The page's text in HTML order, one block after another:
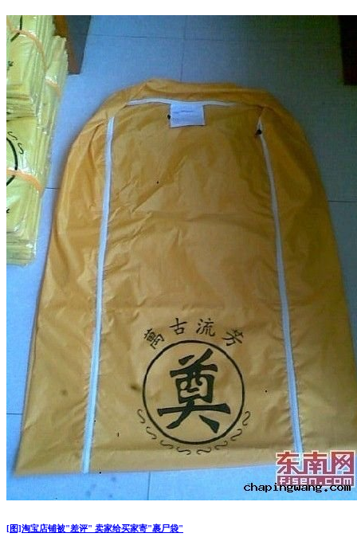
[图]淘宝店铺被"差评" 卖家给买家寄"裹尸袋"